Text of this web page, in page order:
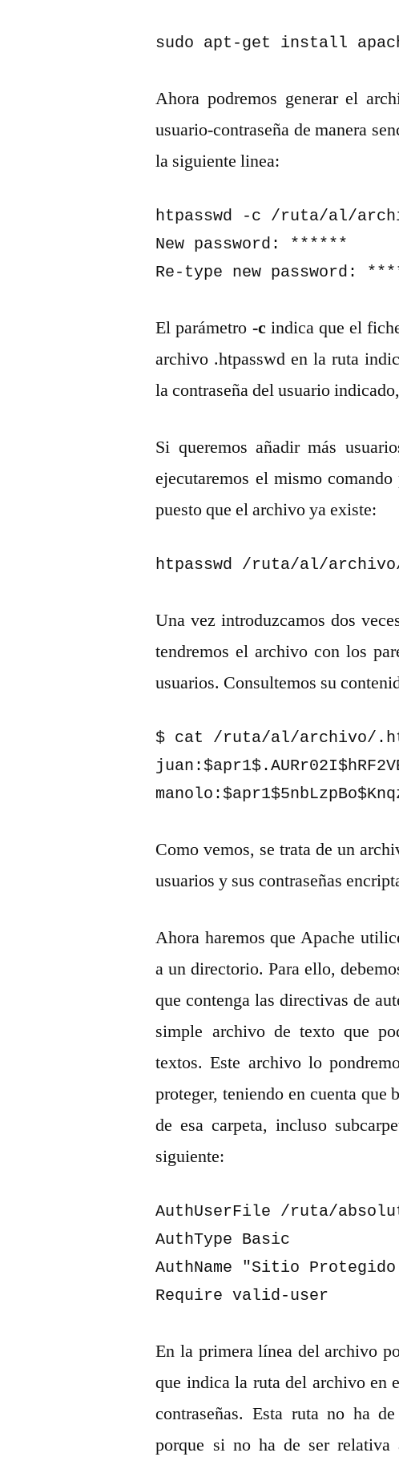
sudo apt-get install
Ahora podremos generar el
usuario-contraseña de manera
la siguiente linea:
htpasswd -c /ruta/al/
New password: ******
Re-type new password:
El parámetro -cindica que el
archivo .htpasswd en la ruta
la contraseña del usuario
Si queremos añadir más
ejecutaremos el mismo
puesto que el archivo ya existe:
htpasswd /ruta/al/archivo/
Una vez introduzcamos dos
tendremos el archivo con los
usuarios. Consultemos su
$ cat /ruta/al/archivo/
Como vemos, se trata de un
usuarios y sus contraseñas
Ahora haremos que Apache
a un directorio. Para ello,
que contenga las directivas de
simple archivo de texto que
textos. Este archivo lo
proteger, teniendo en cuenta que
de esa carpeta, incluso
siguiente:
AuthUserFile /ruta/
AuthType Basic
AuthName "Sitio
Require valid-user
En la primera línea del archivo
que indica la ruta del archivo en
contraseñas. Esta ruta no ha
porque si no ha de ser relativa